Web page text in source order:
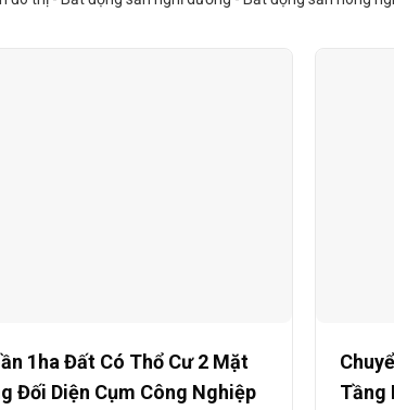
1ha Đất Có Thổ Cư 2 Mặt
Đối Diện Cụm Công Nghiệp
Tầng